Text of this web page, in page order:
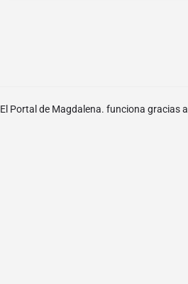
El Portal de Magdalena. funciona gracias a